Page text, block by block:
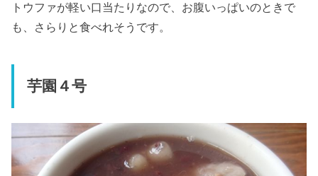
トウファが軽い口当たりなので、お腹いっぱいのときで
も、さらりと食べれそうです。
芋園４号